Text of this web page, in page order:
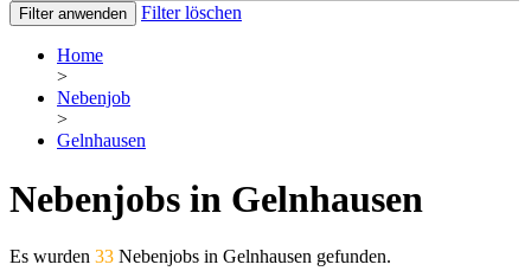
Filter anwenden Filter löschen
Home
>
Nebenjob
>
Gelnhausen
Nebenjobs in Gelnhausen
Es wurden 33 Nebenjobs in Gelnhausen gefunden.